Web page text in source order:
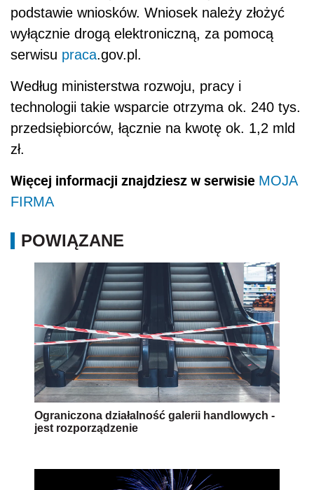
podstawie wniosków. Wniosek należy złożyć
wyłącznie drogą elektroniczną, za pomocą
serwisu praca.gov.pl.
Według ministerstwa rozwoju, pracy i
technologii takie wsparcie otrzyma ok. 240 tys.
przedsiębiorców, łącznie na kwotę ok. 1,2 mld
zł.
Więcej informacji znajdziesz w serwisie MOJA
FIRMA
POWIĄZANE
Ograniczona działalność galerii handlowych -
jest rozporządzenie